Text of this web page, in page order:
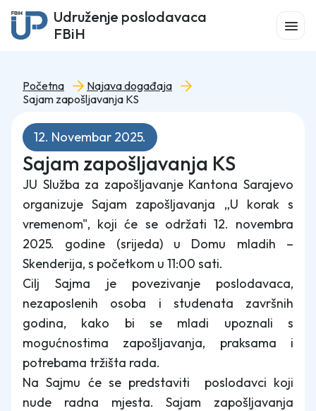
Udruženje poslodavaca
FBiH
Početna
Najava događaja
Sajam zapošljavanja KS
12. Novembar 2025.
Sajam zapošljavanja KS
JU Služba za zapošljavanje Kantona Sarajevo
organizuje Sajam zapošljavanja „U korak s
vremenom", koji će se održati 12. novembra
2025. godine (srijeda) u Domu mladih –
Skenderija, s početkom u 11:00 sati.
Cilj Sajma je povezivanje poslodavaca,
nezaposlenih osoba i studenata završnih
godina, kako bi se mladi upoznali s
mogućnostima zapošljavanja, praksama i
potrebama tržišta rada.
Na Sajmu će se predstaviti poslodavci koji
nude radna mjesta. Sajam zapošljavanja